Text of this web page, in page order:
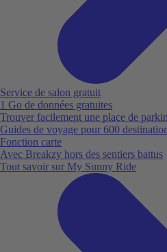
Service de salon gratuit
1 Go de données gratuites
Trouver facilement une place de
Guides de voyage pour 600
Fonction carte
Avec Breakzy hors des sentiers battus
Tout savoir sur My Sunny Ride